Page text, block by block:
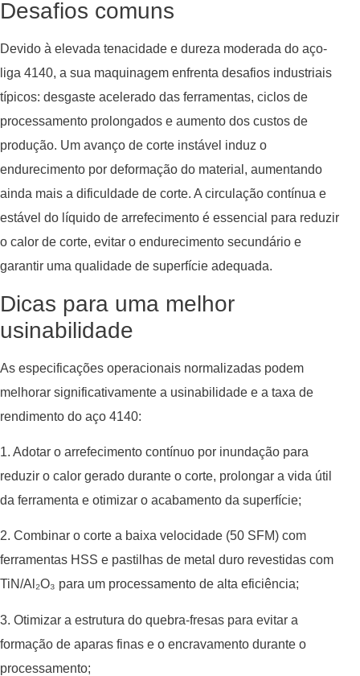
Desafios comuns
Devido à elevada tenacidade e dureza moderada do aço-
liga 4140, a sua maquinagem enfrenta desafios industriais
típicos: desgaste acelerado das ferramentas, ciclos de
processamento prolongados e aumento dos custos de
produção. Um avanço de corte instável induz o
endurecimento por deformação do material, aumentando
ainda mais a dificuldade de corte. A circulação contínua e
estável do líquido de arrefecimento é essencial para reduzir
o calor de corte, evitar o endurecimento secundário e
garantir uma qualidade de superfície adequada.
Dicas para uma melhor
usinabilidade
As especificações operacionais normalizadas podem
melhorar significativamente a usinabilidade e a taxa de
rendimento do aço 4140:
1. Adotar o arrefecimento contínuo por inundação para
reduzir o calor gerado durante o corte, prolongar a vida útil
da ferramenta e otimizar o acabamento da superfície;
2. Combinar o corte a baixa velocidade (50 SFM) com
ferramentas HSS e pastilhas de metal duro revestidas com
TiN/Al₂O₃ para um processamento de alta eficiência;
3. Otimizar a estrutura do quebra-fresas para evitar a
formação de aparas finas e o encravamento durante o
processamento;